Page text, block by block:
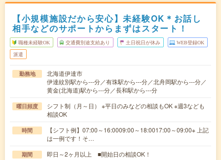
【小規模施設だから安心】未経験OK＊お話し
相手などのサポートからまずはスタート！
職種未経験OK 交通費別途支給あり 土日祝日が休み WEB登録OK
派遣
勤務地
北海道伊達市
伊達紋別駅から---分／有珠駅から---分／北舟岡駅から---分／
黄金(北海道)駅から---分／長和駅から---分
曜日頻度
シフト制（月～日） ※平日のみなどの相談もOK ※週3なども
相談OK
時間
【シフト例】07:00～16:0009:00～18:0017:00～09:00※ 上記
は一例です！そ…
期間 即日～2ヶ月以上 ■開始日の相談OK！